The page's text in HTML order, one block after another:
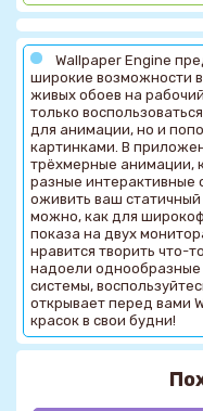
Wallpaper Engine
широкие возможности
живых обоев на
только
для анимации, но и
картинками. В
трёхмерные анимации,
разные интерактивные
оживить ваш
можно, как для
показа на двух
нравится творить что-
надоели однообразные
системы,
открывает перед вами
красок в свои будни!